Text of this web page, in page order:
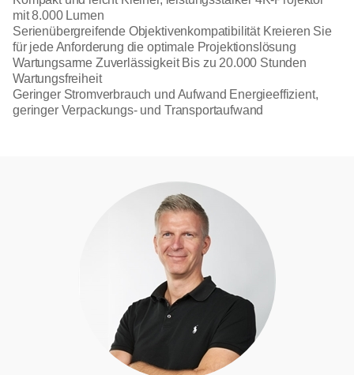
mit 8.000 Lumen
Serienübergreifende Objektivenkompatibilität Kreieren Sie
für jede Anforderung die optimale Projektionslösung
Wartungsarme Zuverlässigkeit Bis zu 20.000 Stunden
Wartungsfreiheit
Geringer Stromverbrauch und Aufwand Energieeffizient,
geringer Verpackungs- und Transportaufwand